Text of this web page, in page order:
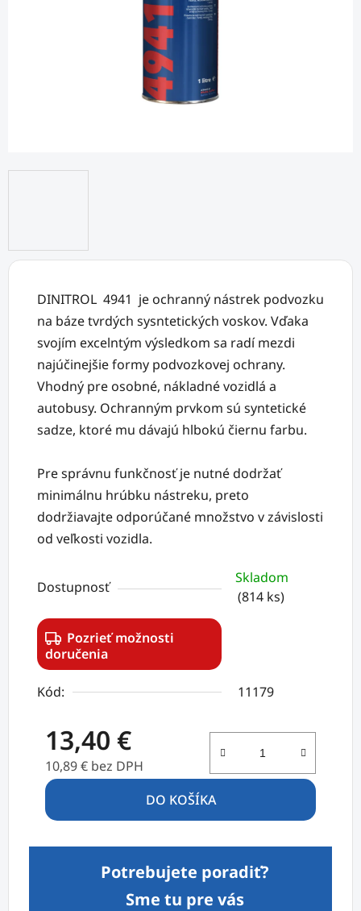
DINITROL 4941 je ochranný nástrek podvozku
na báze tvrdých sysntetických voskov. Vďaka
svojím excelntým výsledkom sa radí mezdi
najúčinejšie formy podvozkovej ochrany.
Vhodný pre osobné, nákladné vozidlá a
autobusy. Ochranným prvkom sú syntetické
sadze, ktoré mu dávajú hlbokú čiernu farbu.
Pre správnu funkčnosť je nutné dodržať
minimálnu hrúbku nástreku, preto
dodržiavajte odporúčané množstvo v závislosti
od veľkosti vozidla.
Dostupnosť
Skladom
(814 ks)
Pozrieť možnosti
doručenia
Kód: 11179
13,40 €
10,89 € bez DPH
Jednotková cena:DO KOŠÍKA
Potrebujete poradiť?
Sme tu pre vás